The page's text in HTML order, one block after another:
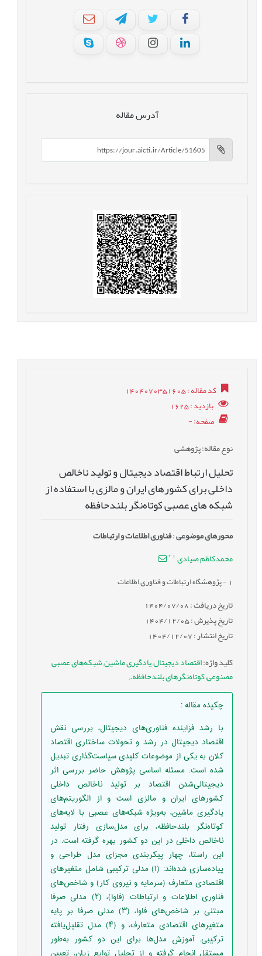
آدرس مقاله
کد مقاله: 1404070351605
بازدید: 1625
صفحه: -
نوع مقاله: پژوهشی
تحلیل ارتباط اقتصاد دیجیتال و تولید ناخالص
داخلی برای کشورهای ایران و مالزی با استفاده از
شبکه های عصبی کوتاه‌نگر بلندحافظه
محورهای موضوعی:فناوری اطلاعات و ارتباطات
محمدکاظم صیادی *
- پژوهشگاه ارتباطات و فناوری اطلاعات
تاریخ دریافت : 1404/07/08
تاریخ پذیرش : 1404/12/05
تاریخ انتشار : 1404/12/07
کلید واژه:اقتصاد دیجیتال,یادگیری ماشین,شبکه‌های عصبی
مصنوعی,کوتاه‌نگرهای بلندحافظه.
چکیده مقاله:
با رشد فزاینده فناوری‌های دیجیتال، بررسی نقش
اقتصاد دیجیتال در رشد و تحولات ساختاری اقتصاد
کلان به یکی از موضوعات کلیدی سیاست‌گذاری تبدیل
شده است. مسئله اساسی پژوهش حاضر بررسی اثر
دیجیتالی‌شدن اقتصاد بر تولید ناخالص داخلی
کشورهای ایران و مالزی است و از الگوریتم‌های
یادگیری ماشین، به‌ویژه شبکه‌های عصبی با لایه‌های
کوتاه‌نگر بلندحافظه، برای مدل‌سازی رفتار تولید
ناخالص داخلی در این دو کشور بهره گرفته است. در
این راستا، چهار پیکربندی مجزای مدل طراحی و
پیاده‌سازی شده‌اند: (۱) مدلی ترکیبی شامل متغیرهای
اقتصادی متعارف (سرمایه و نیروی کار) و شاخص‌های
فناوری اطلاعات و ارتباطات (فاوا)، (۲) مدلی صرفا
مبتنی بر شاخص‌های فاوا، (۳) مدلی صرفا بر پایه
متغیرهای اقتصادی متعارف، و (۴) مدل تقلیل‌یافته
ترکیبی. آموزش مدل‌ها برای این دو کشور به‌طور